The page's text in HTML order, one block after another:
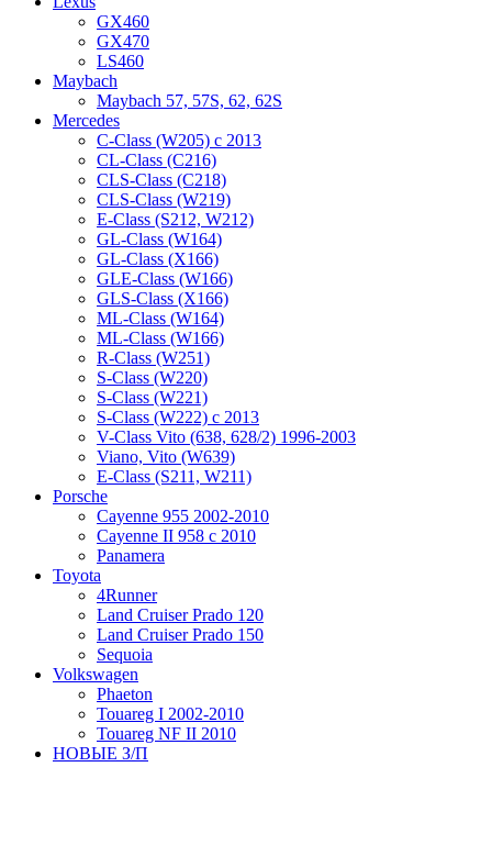
GX460
GX470
LS460
Maybach
Maybach 57, 57S, 62, 62S
Mercedes
C-Class (W205) с 2013
CL-Class (C216)
CLS-Class (C218)
CLS-Class (W219)
E-Class (S212, W212)
GL-Class (W164)
GL-Class (X166)
GLE-Class (W166)
GLS-Class (X166)
ML-Class (W164)
ML-Class (W166)
R-Class (W251)
S-Class (W220)
S-Class (W221)
S-Class (W222) с 2013
V-Class Vito (638, 628/2) 1996-2003
Viano, Vito (W639)
Е-Class (S211, W211)
Porsche
Cayenne 955 2002-2010
Cayenne II 958 с 2010
Panamera
Toyota
4Runner
Land Cruiser Prado 120
Land Cruiser Prado 150
Sequoia
Volkswagen
Phaeton
Touareg I 2002-2010
Touareg NF II 2010
НОВЫЕ З/П